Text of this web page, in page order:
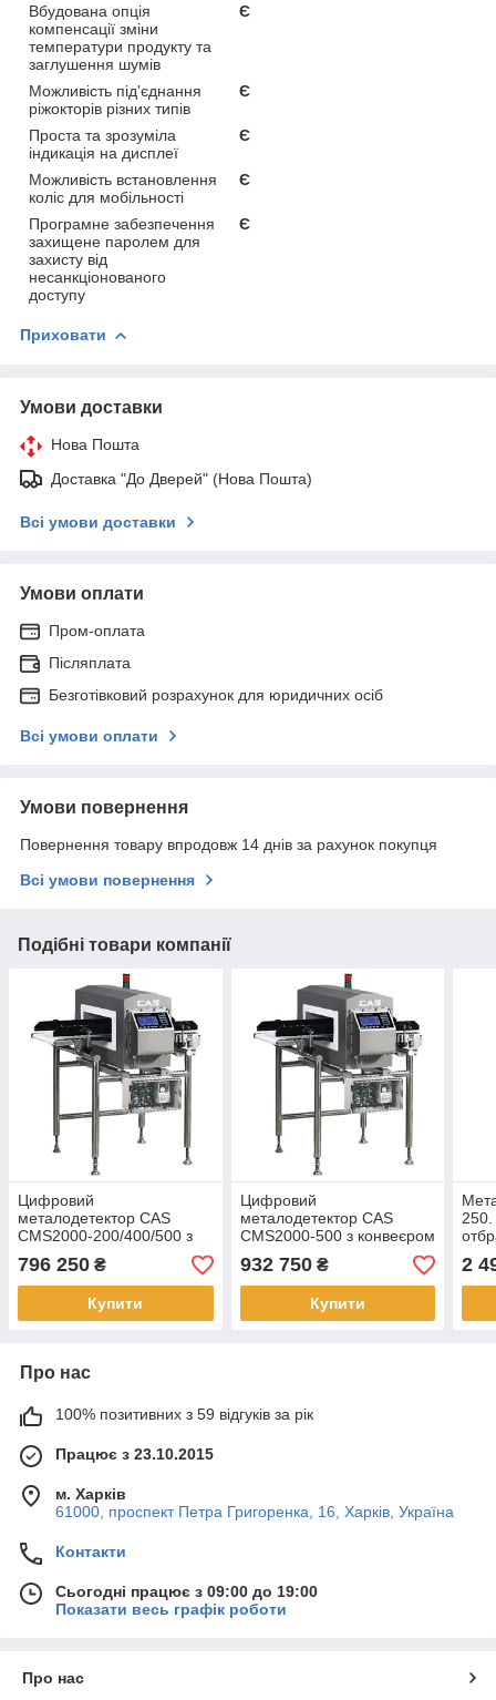
Вбудована опція
компенсації зміни
температури продукту та
заглушення шумів
Є
Можливість під'єднання
ріжокторів різних типів
Є
Проста та зрозуміла
індикація на дисплеї
Є
Можливість встановлення
коліс для мобільності
Є
Програмне забезпечення
захищене паролем для
захисту від
несанкціонованого
доступу
Є
Приховати
Умови доставки
Нова Пошта
Доставка "До Дверей" (Нова Пошта)
Всі умови доставки
Умови оплати
Пром-оплата
Післяплата
Безготівковий розрахунок для юридичних осіб
Всі умови оплати
Умови повернення
Повернення товару впродовж 14 днів за рахунок покупця
Всі умови повернення
Подібні товари компанії
Цифровий
металодетектор CAS
CMS2000-200/400/500 з
конвеєром (установка на
конвеєрі)
796 250 ₴
Купити
Цифровий
металодетектор CAS
CMS2000-500 з конвеєром
(з поршнем або лапкою)
932 750₴
Купити
2
Про нас
100% позитивних з 59 відгуків за рік
Працює з 23.10.2015
м. Харків
61000, проспект Петра Григоренка, 16, Харків, Україна
Контакти
Сьогодні працює з 09:00 до 19:00
Показати весь графік роботи
Про нас